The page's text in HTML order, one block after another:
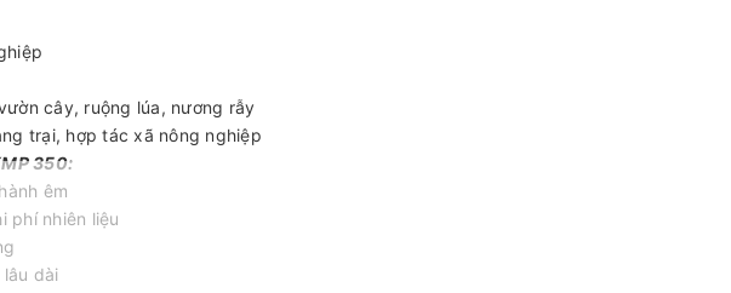
cây, ruộng lúa, nương rẫy
trại, hợp tác xã nông nghiệp
350:
êm
phí nhiên liệu
dài